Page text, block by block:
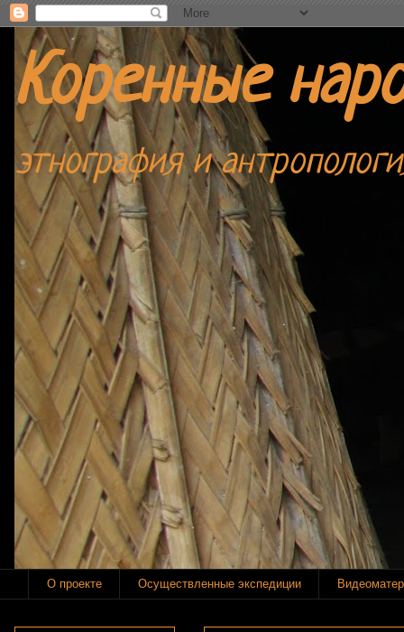
Коренные
этнография и
О проекте Осуществленные экспедиции